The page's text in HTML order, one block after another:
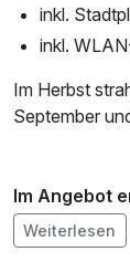
inkl.
inkl.
Im Herbst
September
Im Angebot
1 Flasche
Weiterlesen